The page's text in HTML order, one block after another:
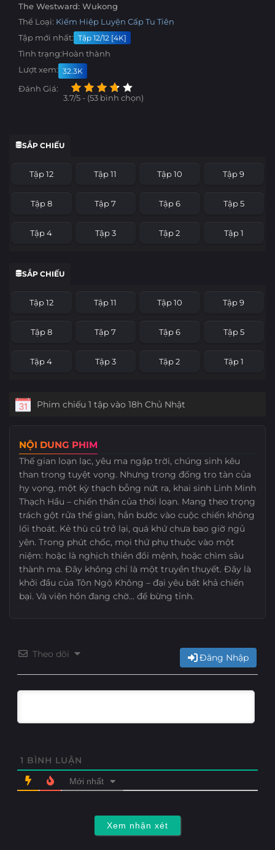
The Westward: Wukong
Thể Loại: Kiếm Hiệp Luyện CấpTu Tiên
Tập mới nhất: Tập 12/12 [4K]
Tình trạng:Hoàn thành
Lượt xem: 32.3K
Đánh Giá:
3.7/5 - (53 bình chọn)
SẮP CHIẾU
Tập 12 Tập 11 Tập 10 Tập 9
Tập 8 Tập 7 Tập 6 Tập 5
Tập 4 Tập 3 Tập 2 Tập 1
SẮP CHIẾU
Tập 12 Tập 11 Tập 10 Tập 9
Tập 8 Tập 7 Tập 6 Tập 5
Tập 4 Tập 3 Tập 2 Tập 1
Phim chiếu 1 tập vào 18h Chủ Nhật
NỘI DUNG PHIM
Thế gian loạn lạc, yêu ma ngập trời, chúng sinh kêu
than trong tuyệt vọng. Nhưng trong đống tro tàn của
hy vọng, một kỳ thạch bỗng nứt ra, khai sinh Linh Minh
Thạch Hầu – chiến thần của thời loạn. Mang theo trọng
trách gột rửa thế gian, hắn bước vào cuộc chiến không
lối thoát. Kẻ thù cũ trở lại, quá khứ chưa bao giờ ngủ
yên. Trong phút chốc, mọi thứ phụ thuộc vào một
niệm: hoặc là nghịch thiên đổi mệnh, hoặc chìm sâu
thành ma. Đây không chỉ là một truyền thuyết. Đây là
khởi đầu của Tôn Ngộ Không – đại yêu bất khả chiến
bại. Và viên hồn đang chờ… để bừng tỉnh.
Theo dõi Đăng Nhập
1 BÌNH LUẬN
Mới nhất
Xem nhận xét